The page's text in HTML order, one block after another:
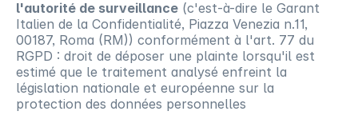
l'autorité de surveillance (c'est-à-dire le Garant
Italien de la Confidentialité, Piazza Venezia n.11,
00187, Roma (RM)) conformément à l'art. 77 du
RGPD : droit de déposer une plainte lorsqu'il est
estimé que le traitement analysé enfreint la
législation nationale et européenne sur la
protection des données personnelles